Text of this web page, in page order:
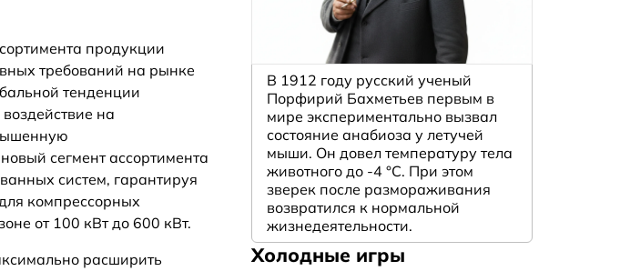
продукции
требований на рынке
тенденции
на
сегмент ассортимента
систем, гарантируя
компрессорных
от 100 кВт до 600 кВт.
расширить
В 1912 году русский ученый
Порфирий Бахметьев первым в
мире экспериментально вызвал
состояние анабиоза у летучей
мыши. Он довел температуру тела
животного до -4 °C. При этом
зверек после размораживания
возвратился к нормальной
жизнедеятельности.
Холодные игры